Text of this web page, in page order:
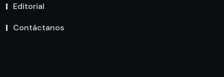
Editorial
Contáctanos